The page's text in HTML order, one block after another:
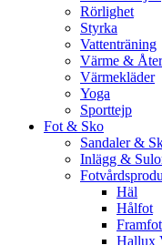
Rörlighet
Styrka
Vattenträning
Värme &
Värmekläder
Yoga
Sporttejp
Fot & Sko
Sandaler &
Inlägg &
Häl
Hålfot
Framfot
Hallux